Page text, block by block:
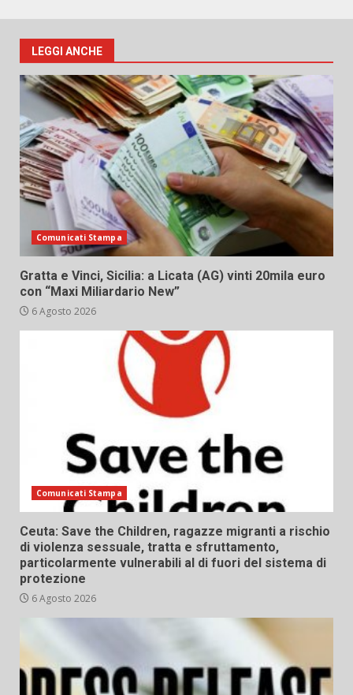
LEGGI ANCHE
Comunicati Stampa
Gratta e Vinci, Sicilia: a Licata (AG) vinti 20mila euro
con “Maxi Miliardario New”
6 Agosto 2026
Comunicati Stampa
Ceuta: Save the Children, ragazze migranti a rischio
di violenza sessuale, tratta e sfruttamento,
particolarmente vulnerabili al di fuori del sistema di
protezione
6 Agosto 2026